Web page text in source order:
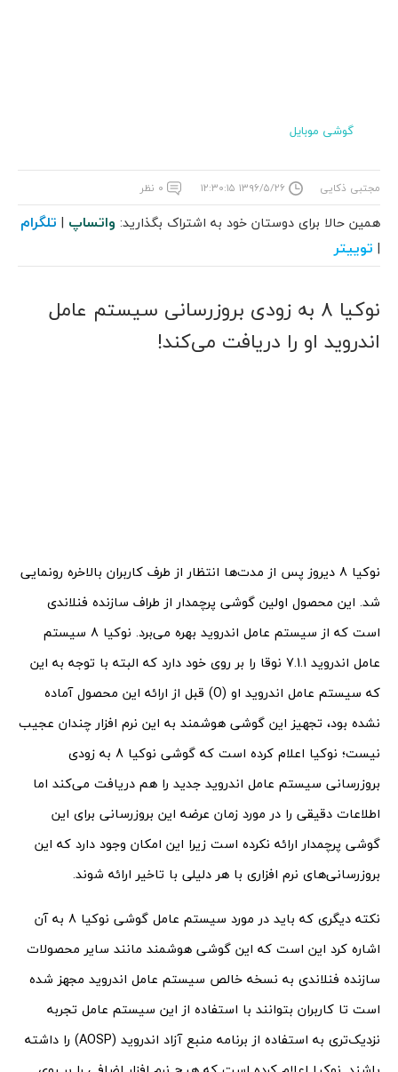
گوشی موبایل
مجتبی ذکایی ۱۳۹۶/۵/۲۶ ۱۲:۳۰:۱۵ ۰ نظر
همین حالا برای دوستان خود به اشتراک بگذارید: واتساپ | تلگرام
| توییتر
نوکیا 8 به زودی بروزرسانی سیستم عامل
اندروید او را دریافت می‌کند!
نوکیا 8 دیروز پس از مدت‌ها انتظار از طرف کاربران بالاخره رونمایی
شد. این محصول اولین گوشی پرچمدار از طراف سازنده فنلاندی
است که از سیستم عامل اندروید بهره می‌برد. نوکیا 8 سیستم
عامل اندروید 7.1.1 نوقا را بر روی خود دارد که البته با توجه به این
که سیستم عامل اندروید او (O) قبل از ارائه این محصول آماده
نشده بود، تجهیز این گوشی هوشمند به این نرم افزار چندان عجیب
نیست؛ نوکیا اعلام کرده است که گوشی نوکیا 8 به زودی
بروزرسانی سیستم عامل اندروید جدید را هم دریافت می‌کند اما
اطلاعات دقیقی را در مورد زمان عرضه این بروزرسانی برای این
گوشی پرچمدار ارائه نکرده است زیرا این امکان وجود دارد که این
بروزرسانی‌های نرم افزاری با هر دلیلی با تاخیر ارائه شوند.
نکته دیگری که باید در مورد سیستم عامل گوشی نوکیا 8 به آن
اشاره کرد این است که این گوشی هوشمند مانند سایر محصولات
سازنده فنلاندی به نسخه خالص سیستم عامل اندروید مجهز شده
است تا کاربران بتوانند با استفاده از این سیستم عامل تجربه
نزدیک‌تری به استفاده از برنامه منبع آزاد اندروید (AOSP) را داشته